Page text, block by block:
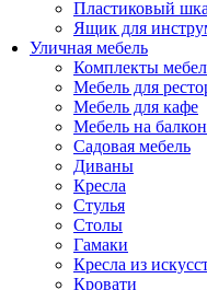
Пластиковый
Ящик для
Уличная мебель
Комплекты
Мебель для
Мебель для кафе
Мебель на балкон
Садовая мебель
Диваны
Кресла
Стулья
Столы
Гамаки
Кресла из
Кровати